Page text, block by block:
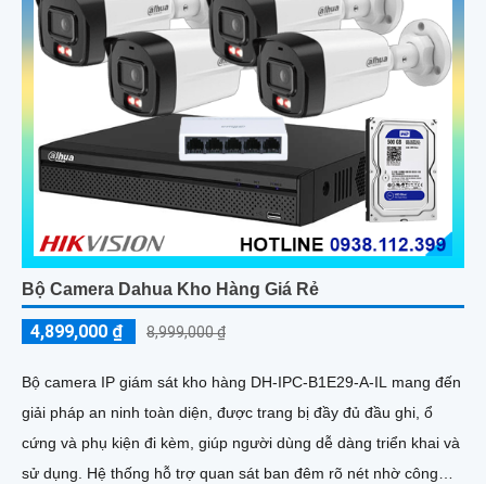
Bộ Camera Dahua Kho Hàng Giá Rẻ
4,899,000 ₫ 8,999,000 ₫
Bộ camera IP giám sát kho hàng DH-IPC-B1E29-A-IL mang đến
giải pháp an ninh toàn diện, được trang bị đầy đủ đầu ghi, ổ
cứng và phụ kiện đi kèm, giúp người dùng dễ dàng triển khai và
sử dụng. Hệ thống hỗ trợ quan sát ban đêm rõ nét nhờ công